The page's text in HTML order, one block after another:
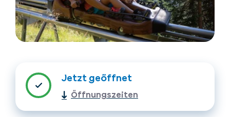
Unterkünfte finden
Ticket- &
Jetzt geöffnet
Öffnungszeiten